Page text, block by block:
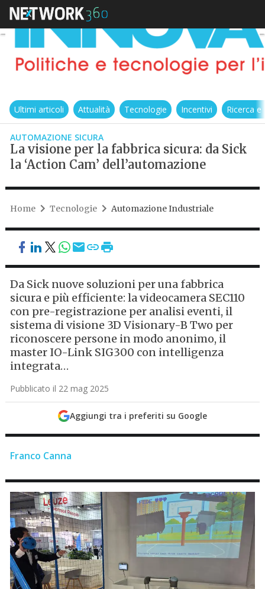
Ultimi articoli Attualità Tecnologie Incentivi Ricerca
AUTOMAZIONE SICURA
La visione per la fabbrica sicura: da Sick
la ‘Action Cam’ dell’automazione
Home Tecnologie Automazione Industriale
Da Sick nuove soluzioni per una fabbrica
sicura e più efficiente: la videocamera SEC110
con pre-registrazione per analisi eventi, il
sistema di visione 3D Visionary-B Two per
riconoscere persone in modo anonimo, il
master IO-Link SIG300 con intelligenza
integrata…
Pubblicato il 22 mag 2025
Aggiungi tra i preferiti su Google
Franco Canna